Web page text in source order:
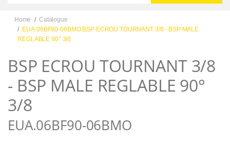
Home
Catalogue
EUA.06BF90-06BMO BSP ECROU TOURNANT 3/8 - BSP MALE
REGLABLE 90° 3/8
BSP ECROU TOURNANT 3/8
- BSP MALE REGLABLE 90°
3/8
EUA.06BF90-06BMO